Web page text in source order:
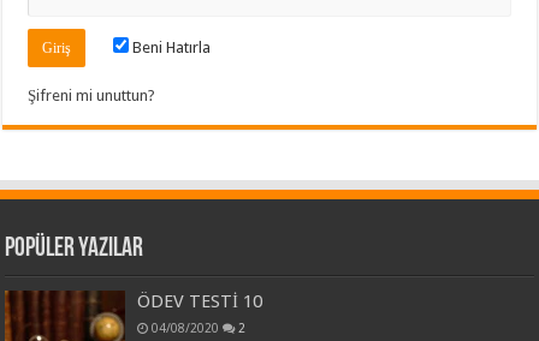
Beni Hatırla
Şifreni mi unuttun?
Popüler Yazılar
ÖDEV TESTİ 10
04/08/2020 2